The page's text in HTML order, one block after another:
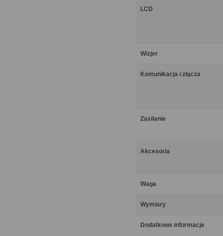
LCD
Wizjer
Komunikacja i złącza
Zasilanie
Akcesoria
Waga
Wymiary
Dodatkowe informacje